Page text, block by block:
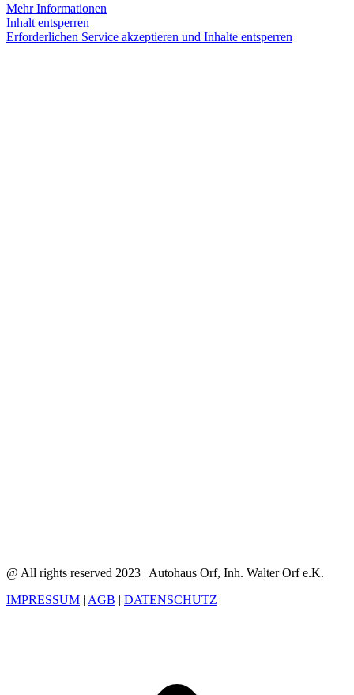
Mehr Informationen
Inhalt entsperren
Erforderlichen Service akzeptieren und Inhalte entsperren
@ All rights reserved 2023 | Autohaus Orf, Inh. Walter Orf e.K.
IMPRESSUM | AGB | DATENSCHUTZ